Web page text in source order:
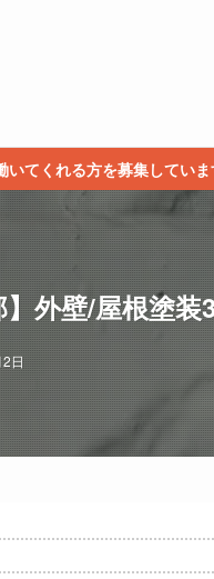
いてくれる方を募集してい
外壁/屋根塗装
日